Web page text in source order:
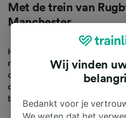
Met de trein van
Manchester
Het duurt gemiddeld 1u 43m
naar Manchester te reizen, over
ongeveer 139 km. Er zijn
dag die van Rugby naar
beginnen vanaf € 17,16.
Wij vinden
Bedankt voor je